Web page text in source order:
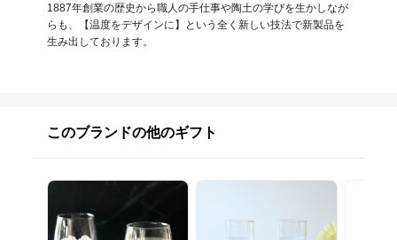
1887年創業の歴史から職人の手仕事や陶土の学びを生かしなが
らも、【温度をデザインに】という全く新しい技法で新製品を
生み出しております。
このブランドの他のギフト